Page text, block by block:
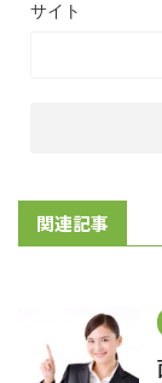
サイト
関連記事